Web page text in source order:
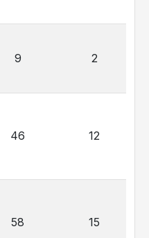
9 2
46 12
58 15